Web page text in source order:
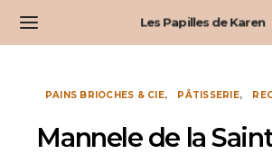
Les Papilles de Karen
PAINS BRIOCHES & CIE PÂTISSERIE
Mannele de la